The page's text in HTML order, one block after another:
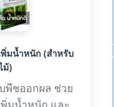
พิ่มน้ำหนัก (สำหรับ
ม้)
พืชออกผล ช่วย